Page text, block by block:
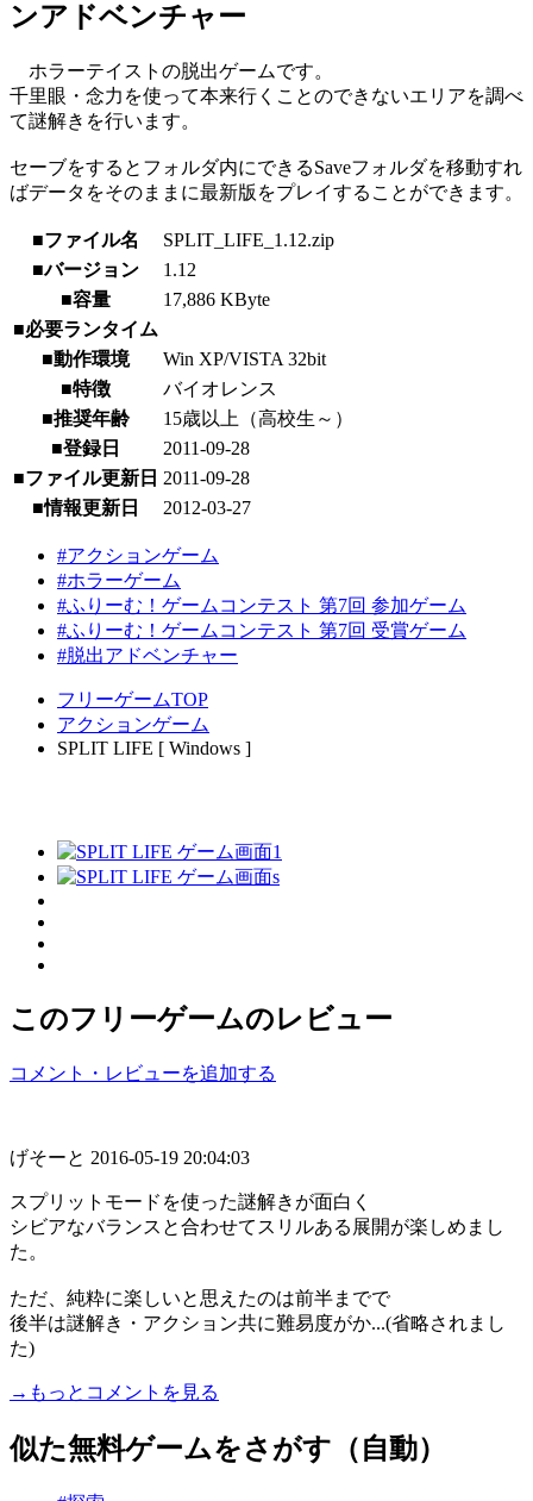
ンアドベンチャー
ホラーテイストの脱出ゲームです。
千里眼・念力を使って本来行くことのできないエリアを調べ
て謎解きを行います。
セーブをするとフォルダ内にできるSaveフォルダを移動すれ
ばデータをそのままに最新版をプレイすることができます。
■ファイル名
SPLIT_LIFE_1.12.zip
■バージョン
1.12
■容量
17,886 KByte
■必要ランタイム
■動作環境
Win XP/VISTA 32bit
■特徴
バイオレンス
■推奨年齢
15歳以上（高校生～）
■登録日
2011-09-28
■ファイル更新日 2011-09-28
■情報更新日
2012-03-27
#アクションゲーム
#ホラーゲーム
#ふりーむ！ゲームコンテスト 第7回 参加ゲーム
#ふりーむ！ゲームコンテスト 第7回 受賞ゲーム
#脱出アドベンチャー
フリーゲームTOP
アクションゲーム
SPLIT LIFE [ Windows ]
このフリーゲームのレビュー
コメント・レビューを追加する
げそーと 2016-05-19 20:04:03
スプリットモードを使った謎解きが面白く
シビアなバランスと合わせてスリルある展開が楽しめまし
た。
ただ、純粋に楽しいと思えたのは前半までで
後半は謎解き・アクション共に難易度がか...(省略されまし
た)
→もっとコメントを見る
似た無料ゲームをさがす（自動）